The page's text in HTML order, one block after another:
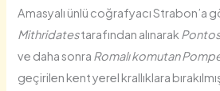
Amasyalı ünlü coğrafyacı Strabon’a
Mithridatestarafından alınarak Pontos
ve daha sonra Romalı komutan
geçirilen kent yerel krallıklara